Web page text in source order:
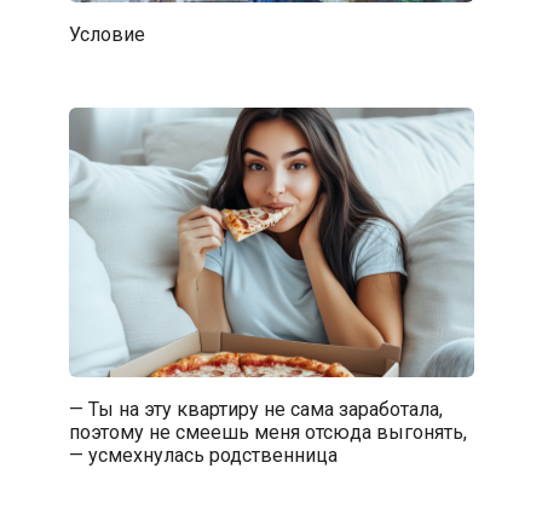
Условие
— Ты на эту квартиру не сама заработала,
поэтому не смеешь меня отсюда выгонять,
— усмехнулась родственница